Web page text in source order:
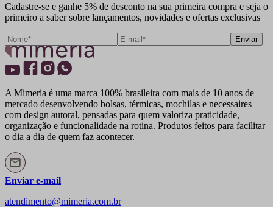
Cadastre-se e ganhe 5% de desconto na sua primeira compra e seja o
primeiro a saber sobre lançamentos, novidades e ofertas exclusivas
Enviar
A Mimeria é uma marca 100% brasileira com mais de 10 anos de
mercado desenvolvendo bolsas, térmicas, mochilas e necessaires
com design autoral, pensadas para quem valoriza praticidade,
organização e funcionalidade na rotina. Produtos feitos para facilitar
o dia a dia de quem faz acontecer.
Enviar e-mail
atendimento@mimeria.com.br